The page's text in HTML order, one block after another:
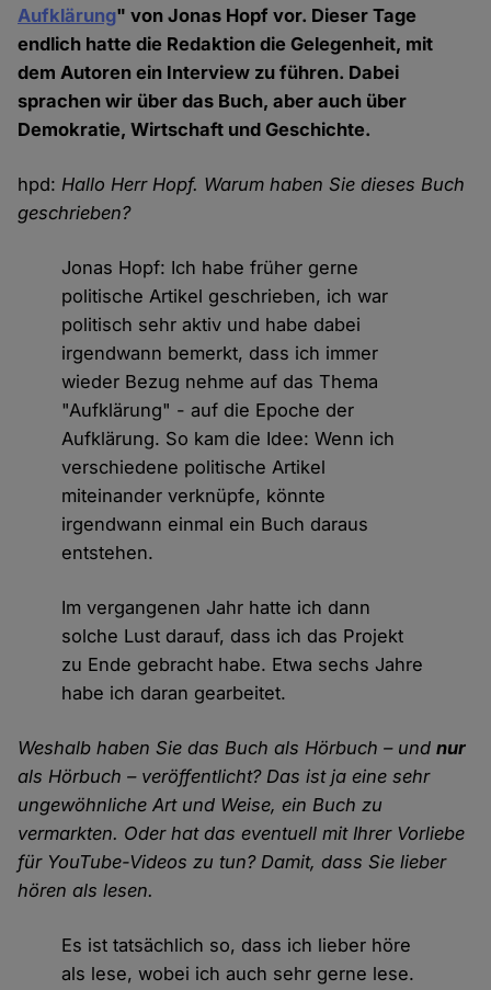
Aufklärung" von Jonas Hopf vor. Dieser Tage
endlich hatte die Redaktion die Gelegenheit, mit
dem Autoren ein Interview zu führen. Dabei
sprachen wir über das Buch, aber auch über
Demokratie, Wirtschaft und Geschichte.
hpd:Hallo Herr Hopf. Warum haben Sie dieses Buch
geschrieben?
Jonas Hopf: Ich habe früher gerne
politische Artikel geschrieben, ich war
politisch sehr aktiv und habe dabei
irgendwann bemerkt, dass ich immer
wieder Bezug nehme auf das Thema
"Aufklärung" - auf die Epoche der
Aufklärung. So kam die Idee: Wenn ich
verschiedene politische Artikel
miteinander verknüpfe, könnte
irgendwann einmal ein Buch daraus
entstehen.
Im vergangenen Jahr hatte ich dann
solche Lust darauf, dass ich das Projekt
zu Ende gebracht habe. Etwa sechs Jahre
habe ich daran gearbeitet.
Weshalb haben Sie das Buch als Hörbuch – undnur
als Hörbuch – veröffentlicht? Das ist ja eine sehr
ungewöhnliche Art und Weise, ein Buch zu
vermarkten. Oder hat das eventuell mit Ihrer Vorliebe
für YouTube-Videos zu tun? Damit, dass Sie lieber
hören als lesen.
Es ist tatsächlich so, dass ich lieber höre
als lese, wobei ich auch sehr gerne lese.